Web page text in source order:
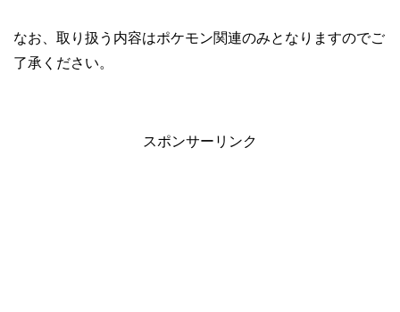
なお、取り扱う内容はポケモン関連のみとなりますのでご
了承ください。
スポンサーリンク